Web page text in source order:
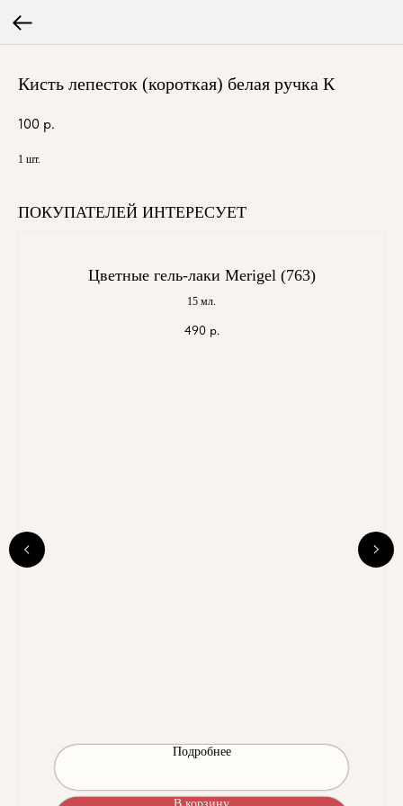
Кисть лепесток (короткая) белая ручка К
100 р.
1 шт.
ПОКУПАТЕЛЕЙ ИНТЕРЕСУЕТ
Цветные гель-лаки Merigel (763)
15 мл.
490 р.
Подробнее